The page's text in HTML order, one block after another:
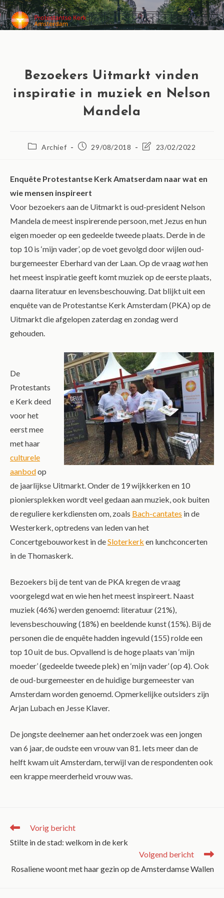
MENU
Bezoekers Uitmarkt vinden
inspiratie in muziek en Nelson
Mandela
Archief 29/08/2018 23/02/2022
Enquête Protestantse Kerk Amatserdam naar wat en
wie mensen inspireert
Voor bezoekers aan de Uitmarkt is oud-president Nelson
Mandela de meest inspirerende persoon, met Jezus en hun
eigen moeder op een gedeelde tweede plaats. Derde in de
top 10 is ‘mijn vader’, op de voet gevolgd door wijlen oud-
burgemeester Eberhard van der Laan. Op de vraagwathen
het meest inspiratie geeft komt muziek op de eerste plaats,
daarna literatuur en levensbeschouwing. Dat blijkt uit een
enquête van de Protestantse Kerk Amsterdam (PKA) op de
Uitmarkt die afgelopen zaterdag en zondag werd
gehouden.
De
Protestants
e Kerk deed
voor het
eerst mee
met haar
culturele
aanbodop
de jaarlijkse Uitmarkt. Onder de 19 wijkkerken en 10
pioniersplekken wordt veel gedaan aan muziek, ook buiten
de reguliere kerkdiensten om, zoals Bach-cantates in de
Westerkerk, optredens van leden van het
Concertgebouworkest in deSloterkerk en lunchconcerten
in de Thomaskerk.
Bezoekers bij de tent van de PKA kregen de vraag
voorgelegd wat en wie hen het meest inspireert. Naast
muziek (46%) werden genoemd: literatuur (21%),
levensbeschouwing (18%) en beeldende kunst (15%). Bij de
personen die de enquête hadden ingevuld (155) rolde een
top 10 uit de bus. Opvallend is de hoge plaats van ‘mijn
moeder’ (gedeelde tweede plek) en ‘mijn vader’ (op 4). Ook
de oud-burgemeester en de huidige burgemeester van
Amsterdam worden genoemd. Opmerkelijke outsiders zijn
Arjan Lubach en Jesse Klaver.
De jongste deelnemer aan het onderzoek was een jongen
van 6 jaar, de oudste een vrouw van 81. Iets meer dan de
helft kwam uit Amsterdam, terwijl van de respondenten ook
een krappe meerderheid vrouw was.
Vorig bericht
Stilte in de stad: welkom in de kerk
Volgend bericht
Rosaliene woont met haar gezin op de Amsterdamse Wallen